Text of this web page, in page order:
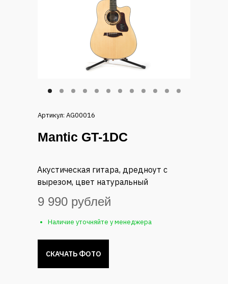
Mantic GT-1DC
Акустическая гитара, дредноут с
вырезом, цвет натуральный
9 990 рублей
Наличие уточняйте у менеджера
СКАЧАТЬ ФОТО
Артикул: AG00016